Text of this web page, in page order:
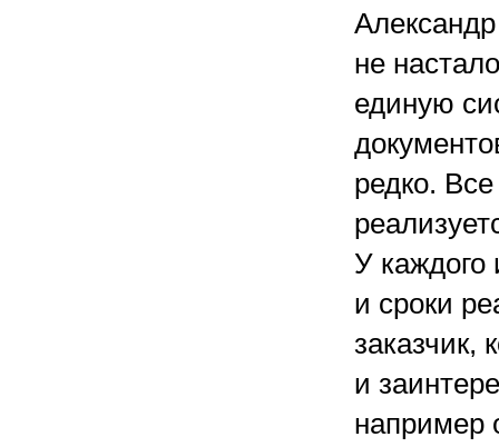
не
единую
редко.
У каждого
и сроки
заказчик,
и
например